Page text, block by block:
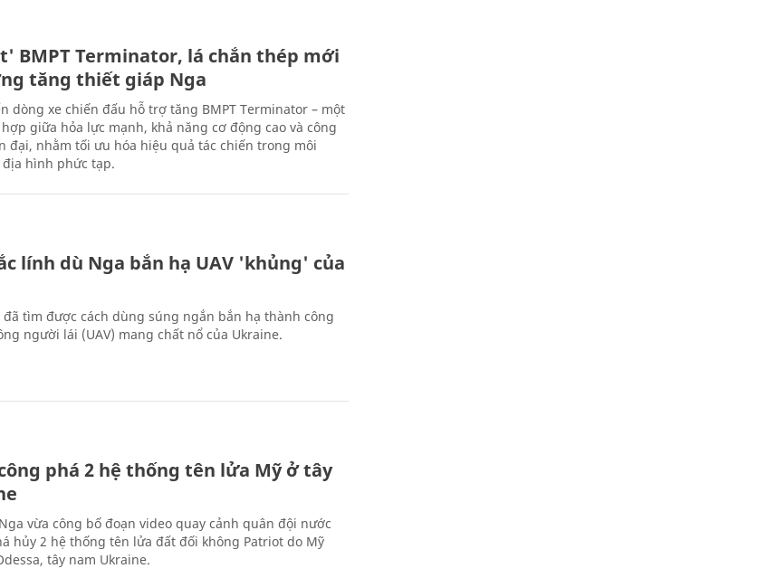
BMPT Terminator, lá chắn thép mới
tăng thiết giáp Nga
dòng xe chiến đấu hỗ trợ tăng BMPT Terminator – một
giữa hỏa lực mạnh, khả năng cơ động cao và công
đại, nhằm tối ưu hóa hiệu quả tác chiến trong môi
hình phức tạp.
lính dù Nga bắn hạ UAV 'khủng' của
tìm được cách dùng súng ngắn bắn hạ thành công
người lái (UAV) mang chất nổ của Ukraine.
phá 2 hệ thống tên lửa Mỹ ở tây
vừa công bố đoạn video quay cảnh quân đội nước
hủy 2 hệ thống tên lửa đất đối không Patriot do Mỹ
tây nam Ukraine.